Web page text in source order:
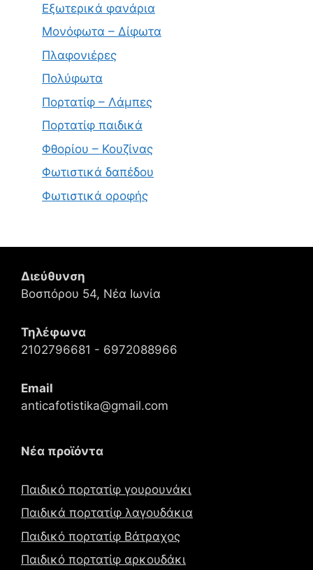
Εξωτερικά φανάρια
Μονόφωτα – Δίφωτα
Πλαφονιέρες
Πολύφωτα
Πορτατίφ – Λάμπες
Πορτατίφ παιδικά
Φθορίου – Κουζίνας
Φωτιστικά δαπέδου
Φωτιστικά οροφής
Διεύθυνση
Βοσπόρου 54, Νέα Ιωνία
Τηλέφωνα
2102796681 - 6972088966
Email
anticafotistika@gmail.com
Νέα προϊόντα
Παιδικό πορτατίφ γουρουνάκι
Παιδικά πορτατίφ λαγουδάκια
Παιδικό πορτατίφ Βάτραχος
Παιδικό πορτατίφ αρκουδάκι